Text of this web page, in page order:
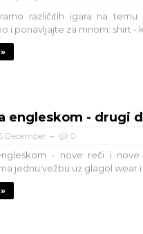
različitih igara na
i ponavljajte za mnom: shirt -
engleskom - drugi
December 0
- nove reči i nove
jednu vežbu uz glagol wear